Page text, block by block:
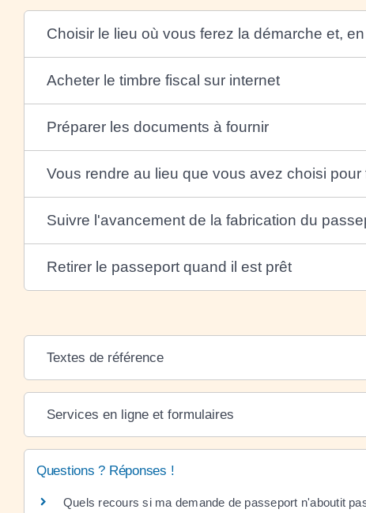
Choisir le lieu où vous ferez la démarche et,
Acheter le timbre fiscal sur internet
Préparer les documents à fournir
Vous rendre au lieu que vous avez choisi pour
Suivre l'avancement de la fabrication du
Retirer le passeport quand il est prêt
Textes de référence
Services en ligne et formulaires
Questions ? Réponses !
Quels recours si ma demande de passeport n'aboutit